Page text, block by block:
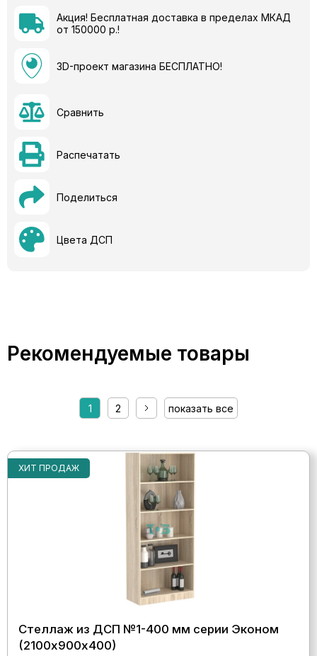
Акция! Бесплатная доставка в пределах МКАД
от 150000 р.!
3D-проект магазина БЕСПЛАТНО!
Сравнить
Распечатать
Поделиться
Цвета ДСП
Рекомендуемые товары
1 2 показать все
ХИТ ПРОДАЖ
Стеллаж из ДСП №1-400 мм серии Эконом
(2100х900х400)